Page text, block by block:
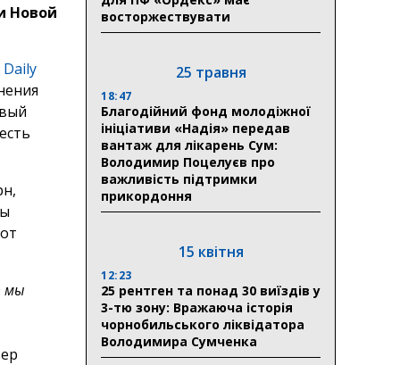
Новой
Daily
мы
восторжествувати
25 травня
18:47
Благодійний фонд молодіжної
ініціативи «Надія» передав
вантаж для лікарень Сум:
Володимир Поцелуєв про
важливість підтримки
прикордоння
15 квітня
12:23
25 рентген та понад 30 виїздів у
3-тю зону: Вражаюча історія
чорнобильського ліквідатора
Володимира Сумченка